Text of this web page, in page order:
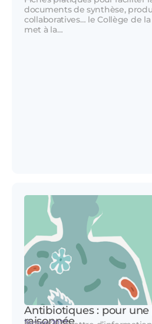
documents de synthèse,
collaboratives… le Collège de
met à la…
Antibiotiques : pour
raisonnée